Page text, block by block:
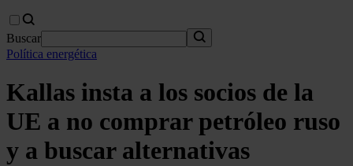
Buscar
Política energética
Kallas insta a los socios de la
UE a no comprar petróleo ruso
y a buscar alternativas